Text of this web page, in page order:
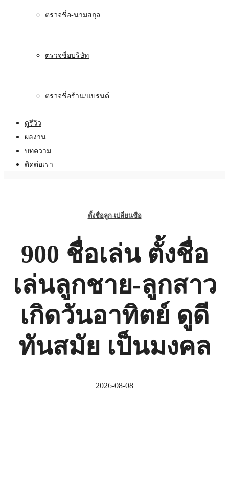
ตรวจชื่อ-นามสกุล
ตรวจชื่อบริษัท
ตรวจชื่อร้าน/แบรนด์
ดูรีวิว
ผลงาน
บทความ
ติดต่อเรา
ตั้งชื่อลูก-เปลี่ยนชื่อ
900 ชื่อเล่น ตั้งชื่อ
เล่นลูกชาย-ลูกสาว
เกิดวันอาทิตย์ ดูดี
ทันสมัย เป็นมงคล
2026-08-08